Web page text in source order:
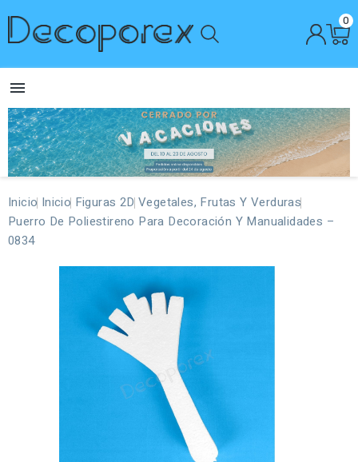
0

Inicio Inicio Figuras 2D Vegetales, Frutas Y Verduras
Puerro De Poliestireno Para Decoración Y Manualidades –
0834